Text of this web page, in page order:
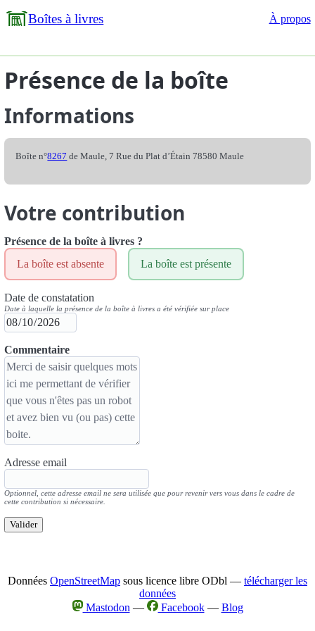
Boîtes à livres À propos
Présence de la boîte
Informations
Boîte n°8267 de Maule, 7 Rue du Plat d’Étain 78580 Maule
Votre contribution
Présence de la boîte à livres ?
La boîte est absente
La boîte est présente
Date de constatation
Date à laquelle la présence de la boîte à livres a été vérifiée sur place
Commentaire
Adresse email
Optionnel, cette adresse email ne sera utilisée que pour revenir vers vous dans le cadre de
cette contribution si nécessaire.
Valider
Données OpenStreetMap sous licence libre ODbl — télécharger les
données
Mastodon — Facebook— Blog